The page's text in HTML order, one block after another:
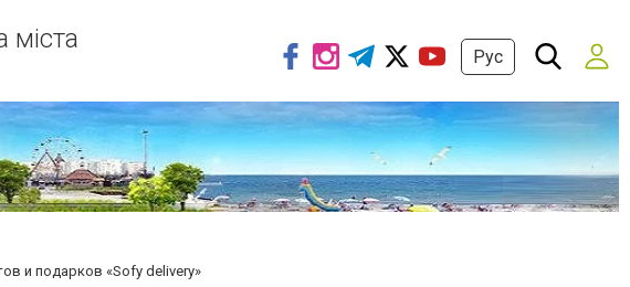
міста
Рус
и подарков «Sofy delivery»